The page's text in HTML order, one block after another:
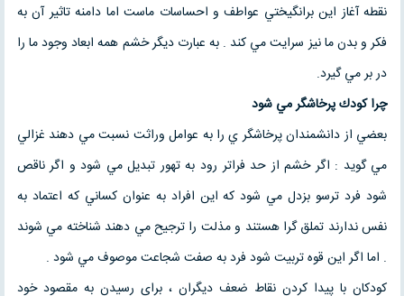
نقطه آغاز اين برانگيختي عواطف و احساسات ماست اما دامنه تاثير آن به
فكر و بدن ما نيز سرايت مي كند . به عبارت ديگر خشم همه ابعاد وجود ما را
در بر مي گيرد.
چرا كودك پرخاشگر مي شود
بعضي از دانشمندان پرخاشگر ي را به عوامل وراثت نسبت مي دهند غزالي
مي گويد : اگر خشم از حد فراتر رود به تهور تبديل مي شود و اگر ناقص
شود فرد ترسو بزدل مي شود كه اين افراد به عنوان كساني كه اعتماد به
نفس ندارند تملق گرا هستند و مذلت را ترجيح مي دهند شناخته مي شوند
. اما اگر اين قوه تربيت شود فرد به صفت شجاعت موصوف مي شود .
كودكان با پيدا كردن نقاط ضعف ديگران ، براي رسيدن به مقصود خود